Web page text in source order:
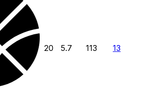
20 5.7 113 13